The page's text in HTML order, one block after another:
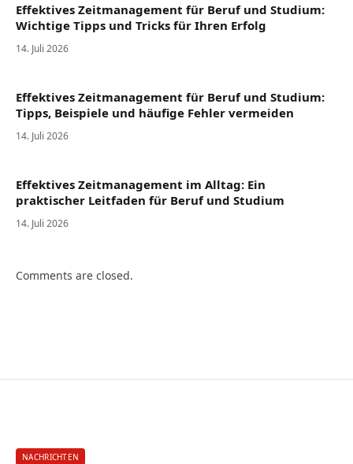
Effektives Zeitmanagement für Beruf und Studium:
Wichtige Tipps und Tricks für Ihren Erfolg
14. Juli 2026
Effektives Zeitmanagement für Beruf und Studium:
Tipps, Beispiele und häufige Fehler vermeiden
14. Juli 2026
Effektives Zeitmanagement im Alltag: Ein
praktischer Leitfaden für Beruf und Studium
14. Juli 2026
Comments are closed.
NACHRICHTEN